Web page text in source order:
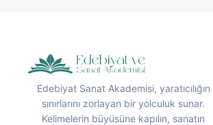
Edebiyat Sanat Akademisi, yaratıcılığın
sınırlarını zorlayan bir yolculuk sunar.
Kelimelerin büyüsüne kapılın, sanatın